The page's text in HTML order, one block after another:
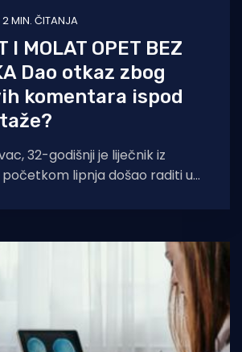
2 MIN. ČITANJA
I MOLAT OPET BEZ
Dao otkaz zbog
komentara ispod
32-godišnji je liječnik iz
početkom lipnja došao raditi u